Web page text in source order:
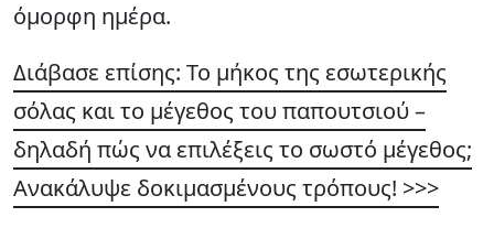
όμορφη ημέρα.
Διάβασε επίσης: Το μήκος της εσωτερικής
σόλας και το μέγεθος του παπουτσιού –
δηλαδή πώς να επιλέξεις το σωστό μέγεθος;
Ανακάλυψε δοκιμασμένους τρόπους! >>>